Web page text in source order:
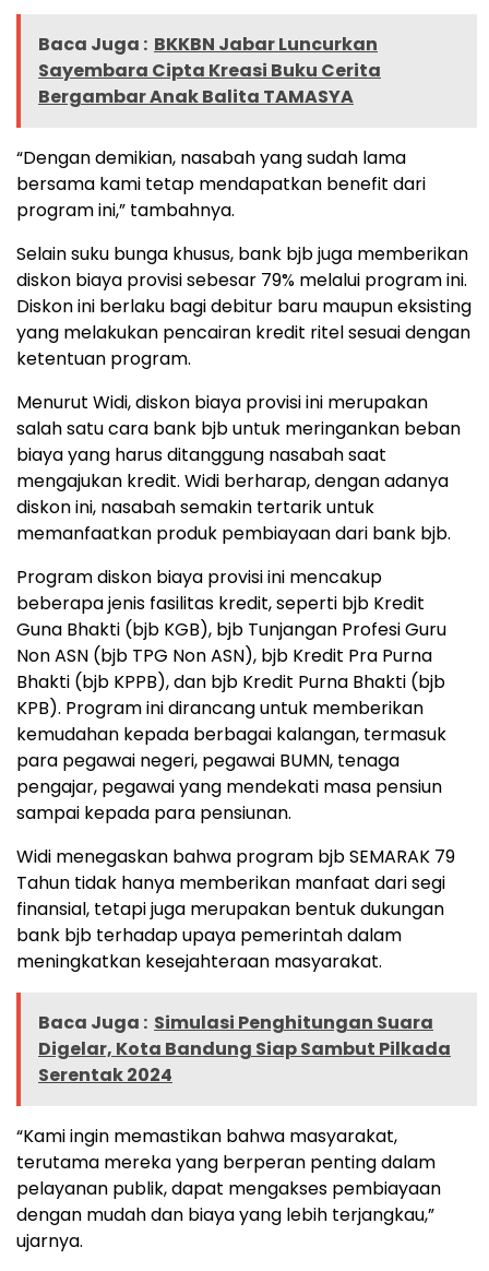
Baca Juga : BKKBN Jabar Luncurkan
Sayembara Cipta Kreasi Buku Cerita
Bergambar Anak Balita TAMASYA
“Dengan demikian, nasabah yang sudah lama
bersama kami tetap mendapatkan benefit dari
program ini,” tambahnya.
Selain suku bunga khusus, bank bjb juga memberikan
diskon biaya provisi sebesar 79% melalui program ini.
Diskon ini berlaku bagi debitur baru maupun eksisting
yang melakukan pencairan kredit ritel sesuai dengan
ketentuan program.
Menurut Widi, diskon biaya provisi ini merupakan
salah satu cara bank bjb untuk meringankan beban
biaya yang harus ditanggung nasabah saat
mengajukan kredit. Widi berharap, dengan adanya
diskon ini, nasabah semakin tertarik untuk
memanfaatkan produk pembiayaan dari bank bjb.
Program diskon biaya provisi ini mencakup
beberapa jenis fasilitas kredit, seperti bjb Kredit
Guna Bhakti (bjb KGB), bjb Tunjangan Profesi Guru
Non ASN (bjb TPG Non ASN), bjb Kredit Pra Purna
Bhakti (bjb KPPB), dan bjb Kredit Purna Bhakti (bjb
KPB). Program ini dirancang untuk memberikan
kemudahan kepada berbagai kalangan, termasuk
para pegawai negeri, pegawai BUMN, tenaga
pengajar, pegawai yang mendekati masa pensiun
sampai kepada para pensiunan.
Widi menegaskan bahwa program bjb SEMARAK 79
Tahun tidak hanya memberikan manfaat dari segi
finansial, tetapi juga merupakan bentuk dukungan
bank bjb terhadap upaya pemerintah dalam
meningkatkan kesejahteraan masyarakat.
Baca Juga : Simulasi Penghitungan Suara
Digelar, Kota Bandung Siap Sambut Pilkada
Serentak 2024
“Kami ingin memastikan bahwa masyarakat,
terutama mereka yang berperan penting dalam
pelayanan publik, dapat mengakses pembiayaan
dengan mudah dan biaya yang lebih terjangkau,”
ujarnya.